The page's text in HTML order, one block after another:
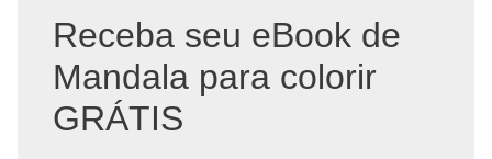
Receba seu eBook de
Mandala para colorir
GRÁTIS